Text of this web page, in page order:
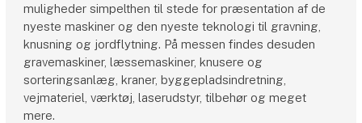
muligheder simpelthen til stede for præsentation af de
nyeste maskiner og den nyeste teknologi til gravning,
knusning og jordflytning. På messen findes desuden
gravemaskiner, læssemaskiner, knusere og
sorteringsanlæg, kraner, byggepladsindretning,
vejmateriel, værktøj, laserudstyr, tilbehør og meget
mere.